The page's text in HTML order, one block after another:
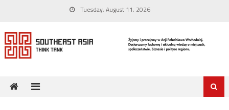
content
Tuesday, August 11, 2026